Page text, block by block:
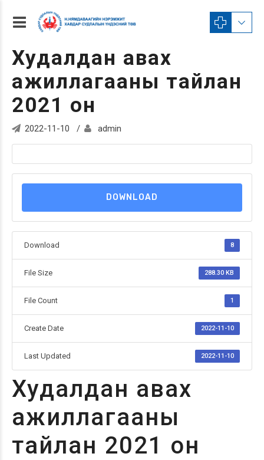
Худалдан авах
ажиллагааны тайлан
2021 он
2022-11-10 admin
DOWNLOAD
Download 8
File Size 288.30 KB
File Count 1
Create Date 2022-11-10
Last Updated 2022-11-10
Худалдан авах
ажиллагааны
тайлан 2021 он